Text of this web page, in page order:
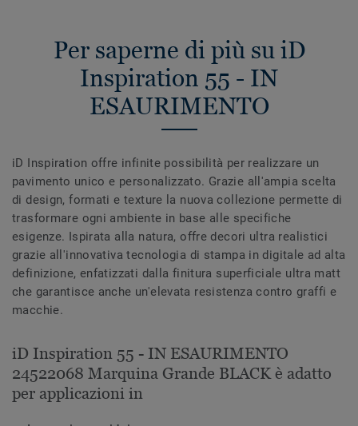
Per saperne di più su iD
Inspiration 55 - IN
ESAURIMENTO
iD Inspiration offre infinite possibilità per realizzare un
pavimento unico e personalizzato. Grazie all'ampia scelta
di design, formati e texture la nuova collezione permette di
trasformare ogni ambiente in base alle specifiche
esigenze. Ispirata alla natura, offre decori ultra realistici
grazie all'innovativa tecnologia di stampa in digitale ad alta
definizione, enfatizzati dalla finitura superficiale ultra matt
che garantisce anche un'elevata resistenza contro graffi e
macchie.
iD Inspiration 55 - IN ESAURIMENTO
24522068 Marquina Grande BLACK è adatto
per applicazioni in